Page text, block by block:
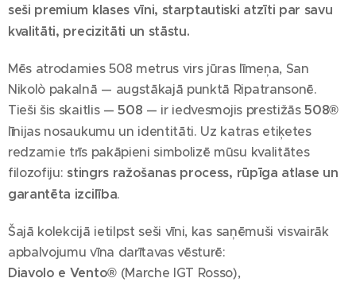
seši premium klases vīni, starptautiski atzīti par savu
kvalitāti, precizitāti un stāstu.
Mēs atrodamies 508 metrus virs jūras līmeņa, San
Nikolò pakalnā — augstākajā punktā Ripatransonē.
Tieši šis skaitlis —508 — ir iedvesmojis prestižās508®
līnijas nosaukumu un identitāti. Uz katras etiķetes
redzamie trīs pakāpieni simbolizē mūsu kvalitātes
filozofiju:stingrs ražošanas process, rūpīga atlase un
garantēta izcilība.
Šajā kolekcijā ietilpst seši vīni, kas saņēmuši visvairāk
apbalvojumu vīna darītavas vēsturē:
Diavolo e Vento®(Marche IGT Rosso),